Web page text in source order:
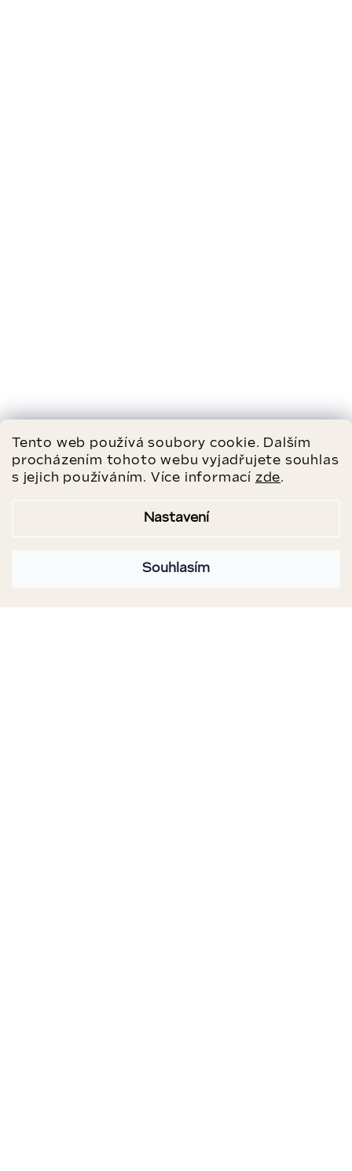
Tento web používá soubory cookie. Dalším
procházením tohoto webu vyjadřujete souhlas
s jejich používáním. Více informací zde.
Nastavení
Souhlasím